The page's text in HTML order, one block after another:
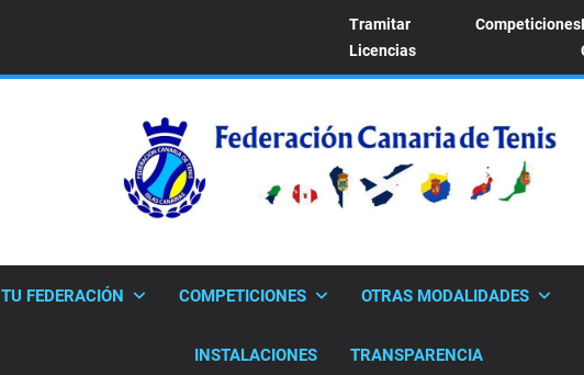
Tramitar
Licencias
Competiciones
FEDERACION
TU FEDERACIÓN COMPETICIONES OTRAS MODALIDADES
INSTALACIONES TRANSPARENCIA